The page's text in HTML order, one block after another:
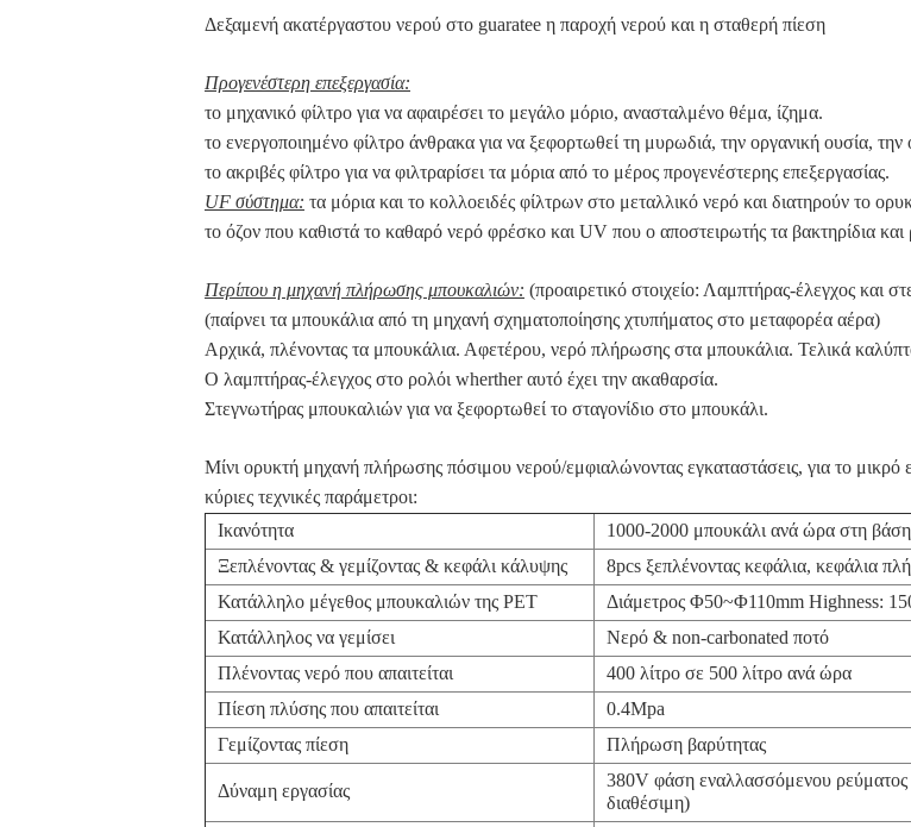
Δεξαμενή ακατέργαστου νερού στο guaratee η παροχή νερού και η σταθερή πίεση
Προγενέστερη επεξεργασία:
το μηχανικό φίλτρο για να αφαιρέσει το μεγάλο μόριο, ανασταλμένο θέμα, ίζημα.
το ενεργοποιημένο φίλτρο άνθρακα για να ξεφορτωθεί τη μυρωδιά, την οργανική ουσία,
το ακριβές φίλτρο για να φιλτραρίσει τα μόρια από το μέρος προγενέστερης επεξεργασίας.
UF σύστημα: τα μόρια και το κολλοειδές φίλτρων στο μεταλλικό νερό και διατηρούν το
το όζον που καθιστά το καθαρό νερό φρέσκο και UV που ο αποστειρωτής τα βακτηρίδια και
Περίπου η μηχανή πλήρωσης μπουκαλιών: (προαιρετικό στοιχείο: Λαμπτήρας-έλεγχος και
(παίρνει τα μπουκάλια από τη μηχανή σχηματοποίησης χτυπήματος στο μεταφορέα αέρα)
Αρχικά, πλένοντας τα μπουκάλια. Αφετέρου, νερό πλήρωσης στα μπουκάλια. Τελικά
Ο λαμπτήρας-έλεγχος στο ρολόι wherther αυτό έχει την ακαθαρσία.
Στεγνωτήρας μπουκαλιών για να ξεφορτωθεί το σταγονίδιο στο μπουκάλι.
Μίνι ορυκτή μηχανή πλήρωσης πόσιμου νερού/εμφιαλώνοντας εγκαταστάσεις, για το
κύριες τεχνικές παράμετροι:
Ικανότητα
1000-2000 μπουκάλι ανά ώρα στη
Ξεπλένοντας & γεμίζοντας & κεφάλι κάλυψης
8pcs ξεπλένοντας κεφάλια, κεφάλια
Κατάλληλο μέγεθος μπουκαλιών της PET
Διάμετρος Φ50~Φ110mm Highness:
Κατάλληλος να γεμίσει
Νερό & non-carbonated ποτό
Πλένοντας νερό που απαιτείται
400 λίτρο σε 500 λίτρο ανά ώρα
Πίεση πλύσης που απαιτείται
0.4Mpa
Γεμίζοντας πίεση
Πλήρωση βαρύτητας
Δύναμη εργασίας
380V φάση εναλλασσόμενου ρεύματος
διαθέσιμη)